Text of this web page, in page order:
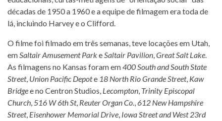
décadas de 1950 a 1960 e a equipe de filmagem era toda de
lá, incluindo Harvey e o Clifford.
O filme foi filmado em três semanas, teve locações em Utah,
emSaltair Amusement ParkeSaltair Pavilion,Great Salt Lake.
As filmagens no Kansas foram em400 South and South State
Street, Union Pacific Depote 18 North Rio Grande Street, Kaw
Bridgee no Centron Studios, Lecompton, Trinity Episcopal
Church,516 W 6th St, Reuter Organ Co.,612 New Hampshire
Street, Eisenhower Memorial Drive, Iowa Street and West 23rd